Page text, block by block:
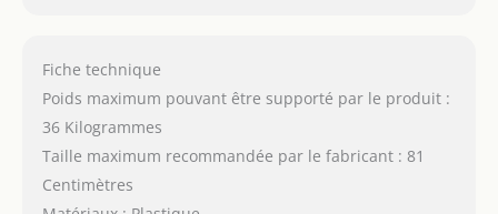
Fiche technique
Poids maximum pouvant être supporté par le produit :
36 Kilogrammes
Taille maximum recommandée par le fabricant : 81
Centimètres